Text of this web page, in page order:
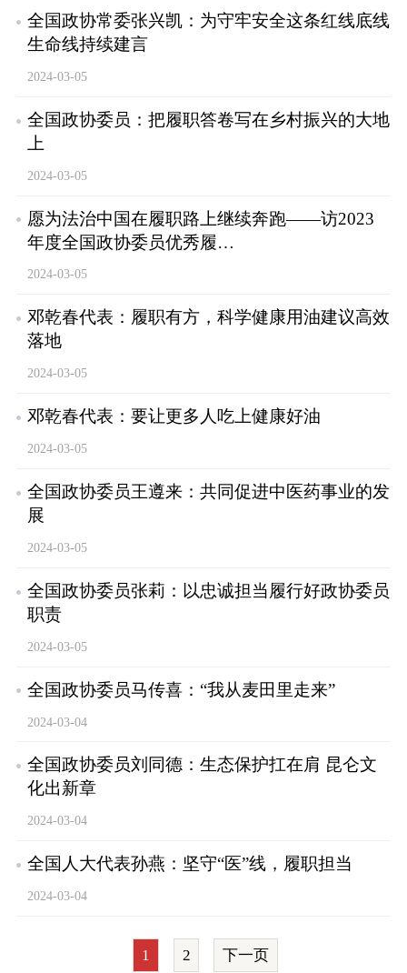
全国政协常委张兴凯：为守牢安全这条红线底线
生命线持续建言
2024-03-05
全国政协委员：把履职答卷写在乡村振兴的大地
上
2024-03-05
愿为法治中国在履职路上继续奔跑——访2023
年度全国政协委员优秀履…
2024-03-05
邓乾春代表：履职有方，科学健康用油建议高效
落地
2024-03-05
邓乾春代表：要让更多人吃上健康好油
2024-03-05
全国政协委员王遵来：共同促进中医药事业的发
展
2024-03-05
全国政协委员张莉：以忠诚担当履行好政协委员
职责
2024-03-05
全国政协委员马传喜：“我从麦田里走来”
2024-03-04
全国政协委员刘同德：生态保护扛在肩 昆仑文
化出新章
2024-03-04
全国人大代表孙燕：坚守“医”线，履职担当
2024-03-04
1 2 下一页